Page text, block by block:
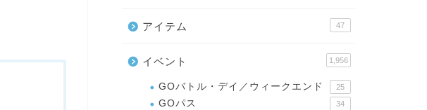
アイテム 47
イベント 1,956
GOバトル・デイ／ウィークエンド 25
GOパス 34